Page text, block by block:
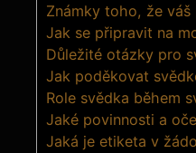
Známky toho, že
Jak se připravit na
Důležité otázky pro
Jak poděkovat
Role svědka během
Jaké povinnosti a
Jaká je etiketa v